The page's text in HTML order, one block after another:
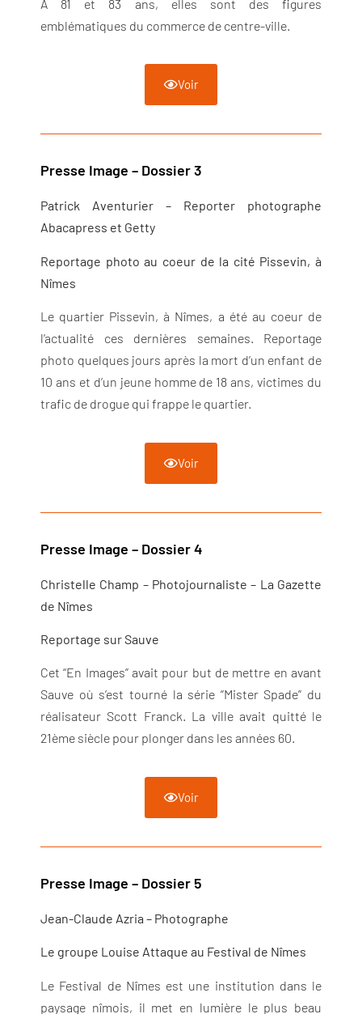
A 81 et 83 ans, elles sont des figures
emblématiques du commerce de centre-ville.
Voir
Presse Image – Dossier 3
Patrick Aventurier – Reporter photographe
Abacapress et Getty
Reportage photo au coeur de la cité Pissevin, à
Nîmes
Le quartier Pissevin, à Nîmes, a été au coeur de
l’actualité ces dernières semaines. Reportage
photo quelques jours après la mort d’un enfant de
10 ans et d’un jeune homme de 18 ans, victimes du
trafic de drogue qui frappe le quartier.
Voir
Presse Image – Dossier 4
Christelle Champ – Photojournaliste – La Gazette
de Nîmes
Reportage sur Sauve
Cet “En Images” avait pour but de mettre en avant
Sauve où s’est tourné la série “Mister Spade” du
réalisateur Scott Franck. La ville avait quitté le
21ème siècle pour plonger dans les années 60.
Voir
Presse Image – Dossier 5
Jean-Claude Azria – Photographe
Le groupe Louise Attaque au Festival de Nîmes
Le Festival de Nîmes est une institution dans le
paysage nîmois, il met en lumière le plus beau